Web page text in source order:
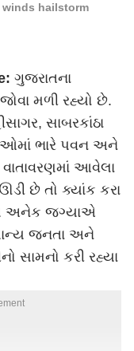
winds hailstorm
ગુજરાતના
મળી રહ્યો છે.
સાબરકાંઠા
ભારે પવન અને
આવેલા
છે તો ક્યાંક કરા
અનેક જગ્યાએ
જનતા અને
સામનો કરી રહ્યા